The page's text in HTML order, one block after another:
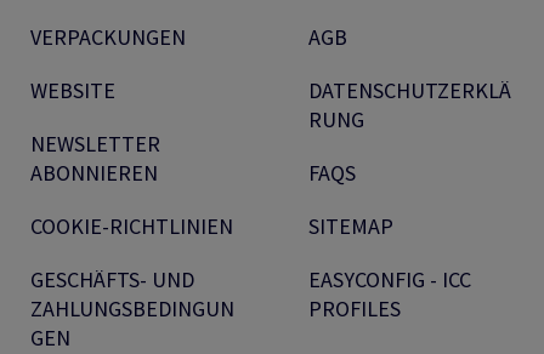
VERPACKUNGEN
WEBSITE
NEWSLETTER
ABONNIEREN
COOKIE-RICHTLINIEN
GESCHÄFTS- UND
ZAHLUNGSBEDINGUN
GEN
AGB
DATENSCHUTZERKLÄ
RUNG
FAQS
SITEMAP
EASYCONFIG - ICC
PROFILES